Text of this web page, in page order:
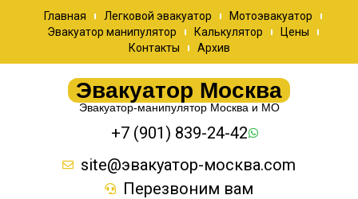
Главная Легковой эвакуатор
Мотоэвакуатор
Эвакуатор манипулятор
Калькулятор
Цены
Контакты
Архив
Эвакуатор Москва
Эвакуатор-манипулятор Москва и МО
+7 (901) 839-24-42
site@эвакуатор-москва.com
Перезвоним вам